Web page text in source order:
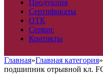
Продукция
Сертификаты
ОТК
Сервис
Контакты
Главная»Главная категория»
подшипник отрывной кл.